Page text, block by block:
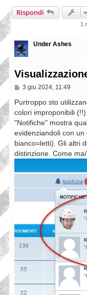
Rispondi
1
Under Ashes
M
s
s
a
g
g
i
o
3 giu 2024, 11:49
Purtroppo sto
colori improponibili
"Notifiche" mostra
evidenziandoli con
bianco=letti). Gli altri
distinzione. Come